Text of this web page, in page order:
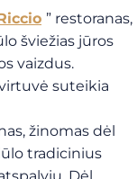
” restoranas,
šviežias jūros
vaizdus.
suteikia
žinomas dėl
tradicinius